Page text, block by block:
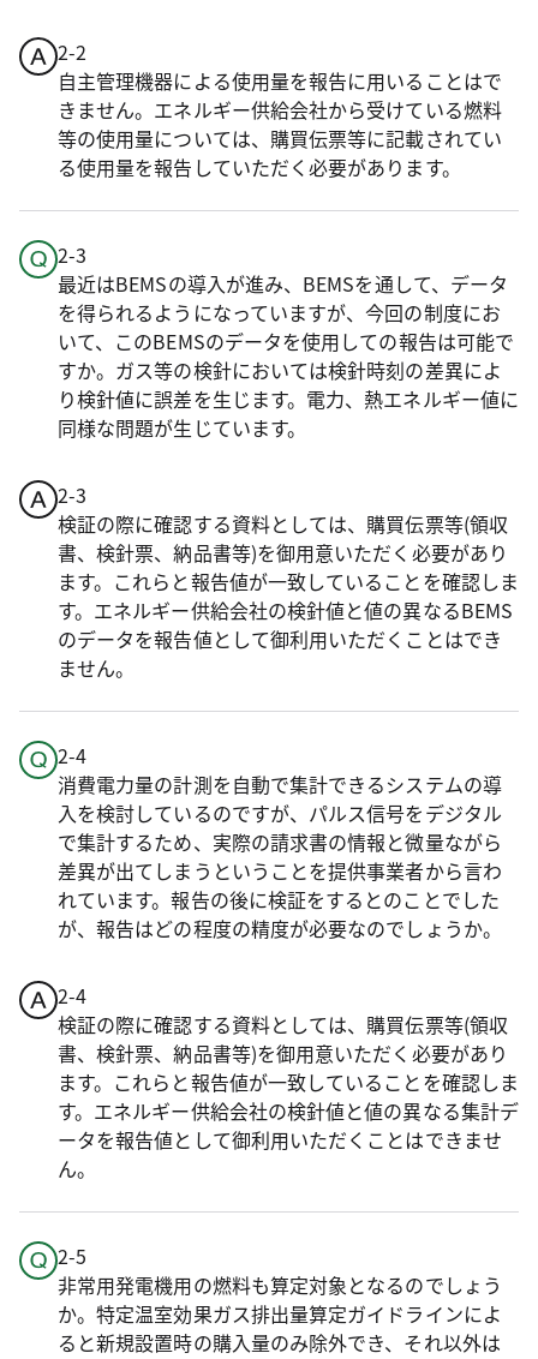
2-2
自主管理機器による使用量を報告に用いることはで
きません。エネルギー供給会社から受けている燃料
等の使用量については、購買伝票等に記載されてい
る使用量を報告していただく必要があります。
2-3
最近はBEMSの導入が進み、BEMSを通して、データ
を得られるようになっていますが、今回の制度にお
いて、このBEMSのデータを使用しての報告は可能で
すか。ガス等の検針においては検針時刻の差異によ
り検針値に誤差を生じます。電力、熱エネルギー値に
同様な問題が生じています。
2-3
検証の際に確認する資料としては、購買伝票等(領収
書、検針票、納品書等)を御用意いただく必要があり
ます。これらと報告値が一致していることを確認しま
す。エネルギー供給会社の検針値と値の異なるBEMS
のデータを報告値として御利用いただくことはでき
ません。
2-4
消費電力量の計測を自動で集計できるシステムの導
入を検討しているのですが、パルス信号をデジタル
で集計するため、実際の請求書の情報と微量ながら
差異が出てしまうということを提供事業者から言わ
れています。報告の後に検証をするとのことでした
が、報告はどの程度の精度が必要なのでしょうか。
2-4
検証の際に確認する資料としては、購買伝票等(領収
書、検針票、納品書等)を御用意いただく必要があり
ます。これらと報告値が一致していることを確認しま
す。エネルギー供給会社の検針値と値の異なる集計デ
ータを報告値として御利用いただくことはできませ
ん。
2-5
非常用発電機用の燃料も算定対象となるのでしょう
か。特定温室効果ガス排出量算定ガイドラインによ
ると新規設置時の購入量のみ除外でき、それ以外は